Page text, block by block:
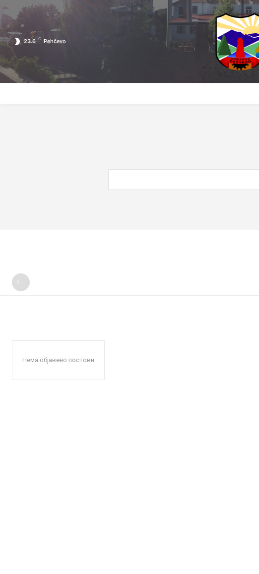
23.6 C Pehčevo
Нема објавено постови